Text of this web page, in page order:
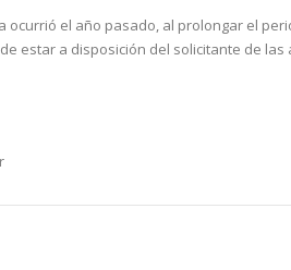
ocurrió el año pasado, al prolongar el
estar a disposición del solicitante de las